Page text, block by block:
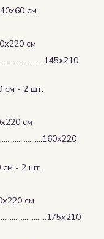
см
см
см - 2 шт.
см
- 2 шт.
см